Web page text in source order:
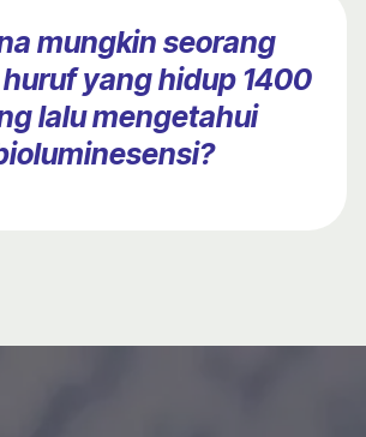
mungkin seorang
yang hidup 1400
lalu mengetahui